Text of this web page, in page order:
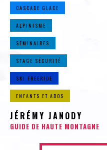
CASCADE GLACE
ALPINISME
SÉMINAIRES
STAGE SÉCURITÉ
SKI FREERIDE
ENFANTS ET ADOS
JÉRÉMY JANODY
GUIDE DE HAUTE MONTAGNE